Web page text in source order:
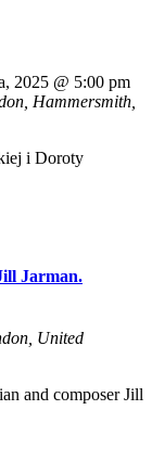
2025 @ 5:00 pm
Hammersmith,
i Doroty
Jarman.
United
and composer Jill